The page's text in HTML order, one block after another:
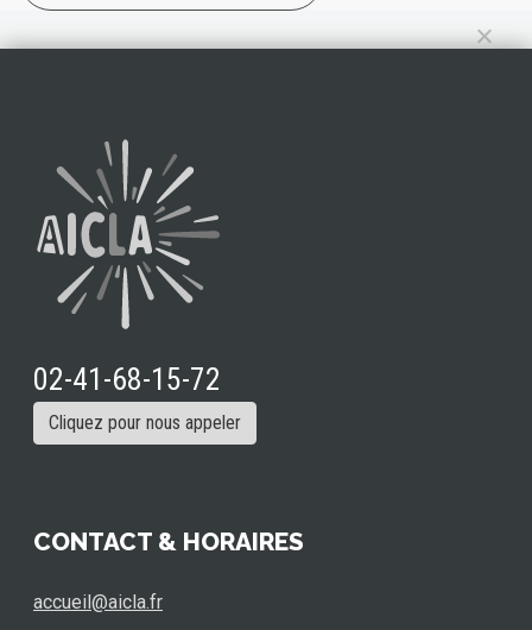
02-41-68-15-72
Cliquez pour nous appeler
CONTACT & HORAIRES
accueil@aicla.fr